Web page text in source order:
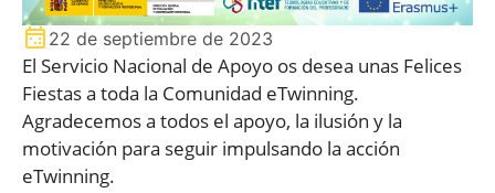
22 de septiembre de 2023
El Servicio Nacional de Apoyo os desea unas Felices
Fiestas a toda la Comunidad eTwinning.
Agradecemos a todos el apoyo, la ilusión y la
motivación para seguir impulsando la acción
eTwinning.